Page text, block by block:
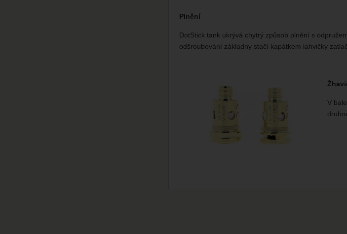
Plnění
DotStick tank ukrývá chytrý způsob plnění s
odšroubování základny stačí kapátkem lahvičky
V